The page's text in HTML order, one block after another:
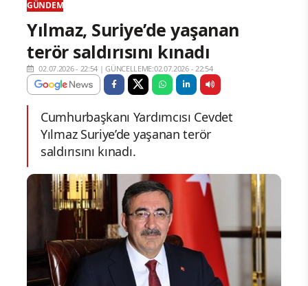
GÜNDEM
Yılmaz, Suriye’de yaşanan
terör saldırısını kınadı
02.07.2026 - 22:54 |GÜNCELLEME:02.07.2026 - 22:54
Cumhurbaşkanı Yardımcısı Cevdet
Yılmaz Suriye’de yaşanan terör
saldırısını kınadı.